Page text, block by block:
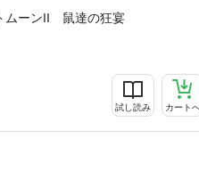
ムーンII 鼠達の狂宴
試し読み カート